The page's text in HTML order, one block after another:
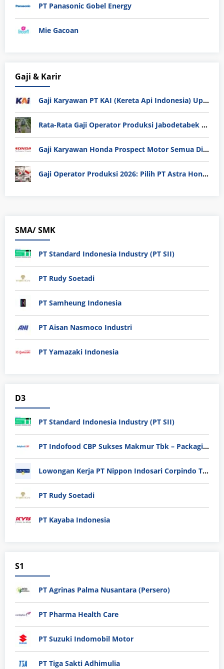
PT Panasonic Gobel Energy
Mie Gacoan
Gaji & Karir
Gaji Karyawan PT KAI (Kereta Api Indonesia) Update 2025
Rata-Rata Gaji Operator Produksi Jabodetabek 2025: Bedah Tuntas UMK, Lemburan, dan Realita Hidup Buruh
Gaji Karyawan Honda Prospect Motor Semua Divisi
Gaji Operator Produksi 2026: Pilih PT Astra Honda Motor (AHM) atau Manufaktur di Jepang?
SMA/ SMK
PT Standard Indonesia Industry (PT SII)
PT Rudy Soetadi
PT Samheung Indonesia
PT Aisan Nasmoco Industri
PT Yamazaki Indonesia
D3
PT Standard Indonesia Industry (PT SII)
PT Indofood CBP Sukses Makmur Tbk – Packaging Division
Lowongan Kerja PT Nippon Indosari Corpindo Tbk. Bulan Agustus 2026
PT Rudy Soetadi
PT Kayaba Indonesia
S1
PT Agrinas Palma Nusantara (Persero)
PT Pharma Health Care
PT Suzuki Indomobil Motor
PT Tiga Sakti Adhimulia